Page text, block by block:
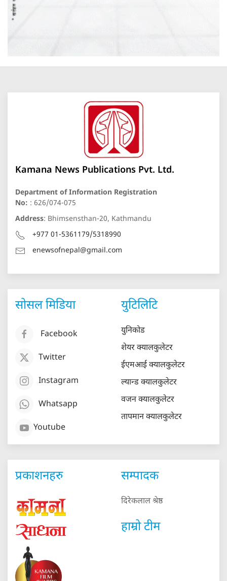
Kamana News Publications Pvt. Ltd.
Department of Information Registration
No: : 626/074-075
Address: Bhimsensthan-20, Kathmandu
+977 01-5361179/5318990
enewsofnepal@gmail.com
सोसल मिडिया
Facebook
Twitter
Instagram
Whatsapp
Youtube
युटिलिटि
युनिकोड
शेयर क्यालकुलेटर
ईएमआई क्यालकुलेटर
ल्यान्ड क्यालकुलेटर
वजन क्यालकुलेटर
तापमान क्यालकुलेटर
प्रकाशनहरु सम्पादक
दिरेकलाल श्रेष्ठ
हाम्रो टीम